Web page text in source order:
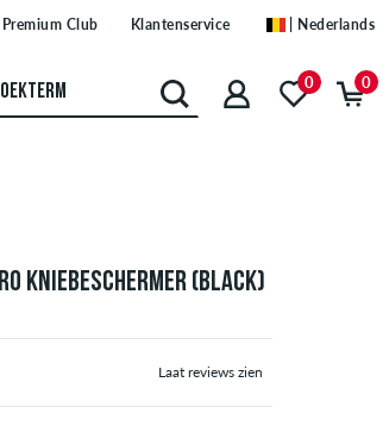
Premium Club Klantenservice | Nederlands
0 0
KNIEBESCHERMER (BLACK)
Laat reviews zien